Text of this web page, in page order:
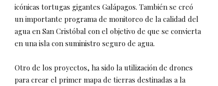
icónicas tortugas gigantes Galápagos. También se creó
un importante programa de monitoreo de la calidad del
agua en San Cristóbal con el objetivo de que se convierta
en una isla con suministro seguro de agua.
Otro de los proyectos, ha sido la utilización de drones
para crear el primer mapa de tierras destinadas a la